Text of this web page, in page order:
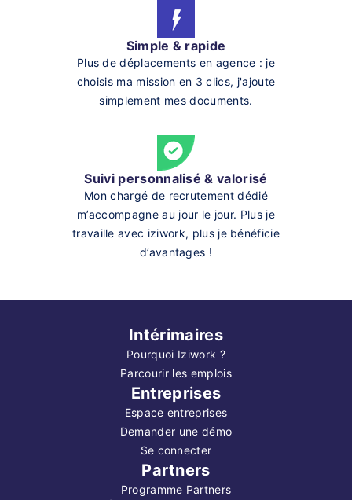
Simple & rapide
Plus de déplacements en agence : je
choisis ma mission en 3 clics, j'ajoute
simplement mes documents.
Suivi personnalisé & valorisé
Mon chargé de recrutement dédié
m’accompagne au jour le jour. Plus je
travaille avec iziwork, plus je bénéficie
d’avantages !
Intérimaires
Pourquoi Iziwork ?
Parcourir les emplois
Entreprises
Espace entreprises
Demander une démo
Se connecter
Partners
Programme Partners